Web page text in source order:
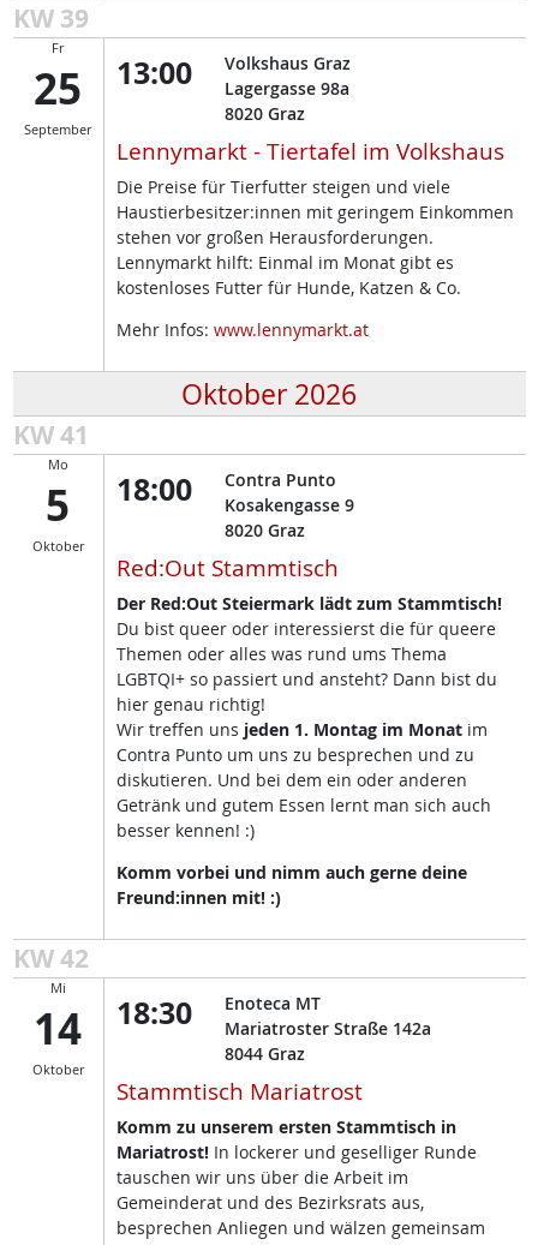
KW 39
Fr
25
September
13:00
Volkshaus Graz
Lagergasse 98a
8020 Graz
Lennymarkt - Tiertafel im Volkshaus
Die Preise für Tierfutter steigen und viele
Haustierbesitzer:innen mit geringem Einkommen
stehen vor großen Herausforderungen.
Lennymarkt hilft: Einmal im Monat gibt es
kostenloses Futter für Hunde, Katzen & Co.
Mehr Infos: www.lennymarkt.at
Oktober 2026
KW 41
Mo
5
Oktober
18:00
Contra Punto
Kosakengasse 9
8020 Graz
Red:Out Stammtisch
Der Red:Out Steiermark lädt zum Stammtisch!
Du bist queer oder interessierst die für queere
Themen oder alles was rund ums Thema
LGBTQI+ so passiert und ansteht? Dann bist du
hier genau richtig!
Wir treffen uns jeden 1. Montag im Monatim
Contra Punto um uns zu besprechen und zu
diskutieren. Und bei dem ein oder anderen
Getränk und gutem Essen lernt man sich auch
besser kennen! :)
Komm vorbei und nimm auch gerne deine
Freund:innen mit! :)
KW 42
Mi
14
Oktober
18:30
Enoteca MT
Mariatroster Straße 142a
8044 Graz
Stammtisch Mariatrost
Komm zu unserem ersten Stammtisch in
Mariatrost! In lockerer und geselliger Runde
tauschen wir uns über die Arbeit im
Gemeinderat und des Bezirksrats aus,
besprechen Anliegen und wälzen gemeinsam